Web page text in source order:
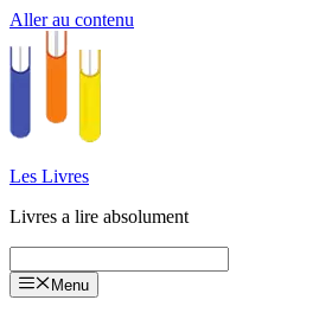
Aller au contenu
Les Livres
Livres a lire absolument
Menu